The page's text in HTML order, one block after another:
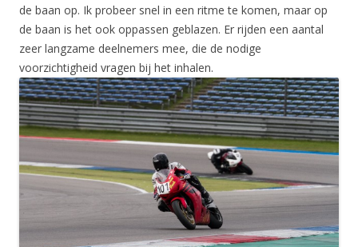
de baan op. Ik probeer snel in een ritme te komen, maar op
de baan is het ook oppassen geblazen. Er rijden een aantal
zeer langzame deelnemers mee, die de nodige
voorzichtigheid vragen bij het inhalen.